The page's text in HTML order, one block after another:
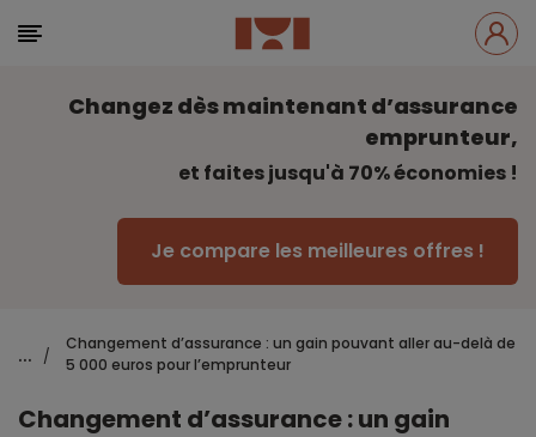
Changez dès maintenant d’assurance
emprunteur,
et faites jusqu'à 70% économies !
Je compare les meilleures offres !
... /
Changement d’assurance : un gain pouvant aller au-delà de
5 000 euros pour l’emprunteur
Changement d’assurance : un gain